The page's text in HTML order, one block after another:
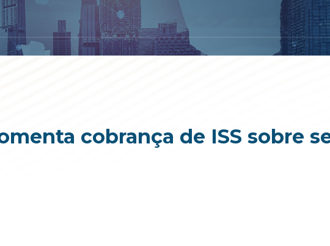
cobrança de ISS sobre